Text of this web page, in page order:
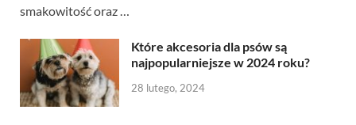
smakowitość oraz …
Które akcesoria dla psów są
najpopularniejsze w 2024 roku?
28 lutego, 2024